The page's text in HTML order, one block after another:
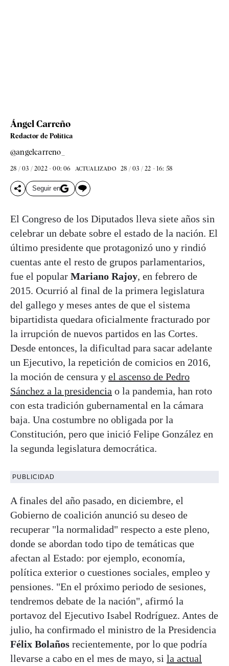
Ángel Carreño
Redactor de Política
@angelcarreno_
28 / 03 / 2022 - 00: 06 ACTUALIZADO 28 / 03 / 22 - 16: 58
Seguir en
El Congreso de los Diputados lleva siete años sin
celebrar un debate sobre el estado de la nación. El
último presidente que protagonizó uno y rindió
cuentas ante el resto de grupos parlamentarios,
fue el popular Mariano Rajoy, en febrero de
2015. Ocurrió al final de la primera legislatura
del gallego y meses antes de que el sistema
bipartidista quedara oficialmente fracturado por
la irrupción de nuevos partidos en las Cortes.
Desde entonces, la dificultad para sacar adelante
un Ejecutivo, la repetición de comicios en 2016,
la moción de censura y el ascenso de Pedro
Sánchez a la presidencia o la pandemia, han roto
con esta tradición gubernamental en la cámara
baja. Una costumbre no obligada por la
Constitución, pero que inició Felipe González en
la segunda legislatura democrática.
PUBLICIDAD
A finales del año pasado, en diciembre, el
Gobierno de coalición anunció su deseo de
recuperar "la normalidad" respecto a este pleno,
donde se abordan todo tipo de temáticas que
afectan al Estado: por ejemplo, economía,
política exterior o cuestiones sociales, empleo y
pensiones. "En el próximo periodo de sesiones,
tendremos debate de la nación", afirmó la
portavoz del Ejecutivo Isabel Rodríguez. Antes de
julio, ha confirmado el ministro de la Presidencia
Félix Bolaños recientemente, por lo que podría
llevarse a cabo en el mes de mayo, si la actual